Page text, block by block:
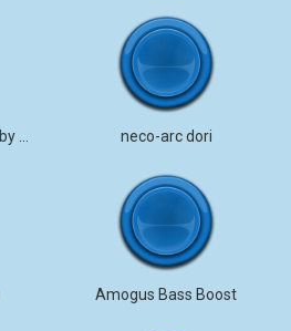
neco-arc dori
Amogus Bass Boost